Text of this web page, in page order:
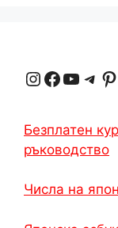
Instagram Facebook YouTube Телеграма Pinterest
Безплатен
ръководство
Числа на